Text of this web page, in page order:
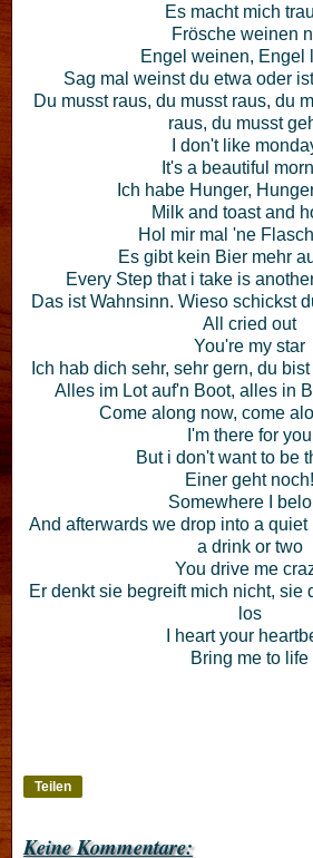
Es macht mich
Frösche weinen
Engel weinen, Engel
Sag mal weinst du etwa oder
Du musst raus, du musst raus, du
raus, du musst
I don't like
It's a beautiful
Ich habe Hunger,
Milk and toast and
Hol mir mal 'ne
Es gibt kein Bier mehr
Every Step that i take is
Das ist Wahnsinn. Wieso schickst
All cried out
You're my star
Ich hab dich sehr, sehr gern, du
Alles im Lot auf'n Boot, alles in
Come along now, come
I'm there for you
But i don't want to be
Einer geht noch!
Somewhere I
And afterwards we drop into a
a drink or two
You drive me
Er denkt sie begreift mich nicht, sie
los
I heart your
Bring me to life
Teilen
Keine Kommentare: